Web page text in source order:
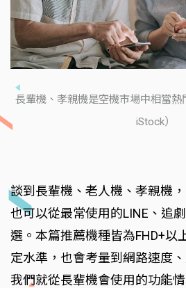
長輩機、孝親機是空機市場中相當熱
iStock）
談到長輩機、老人機、孝親機
也可以從最常使用的LINE、追
選。本篇推薦機種皆為FHD+以
定水準，也會考量到網路速度
我們就從長輩機會使用的功能